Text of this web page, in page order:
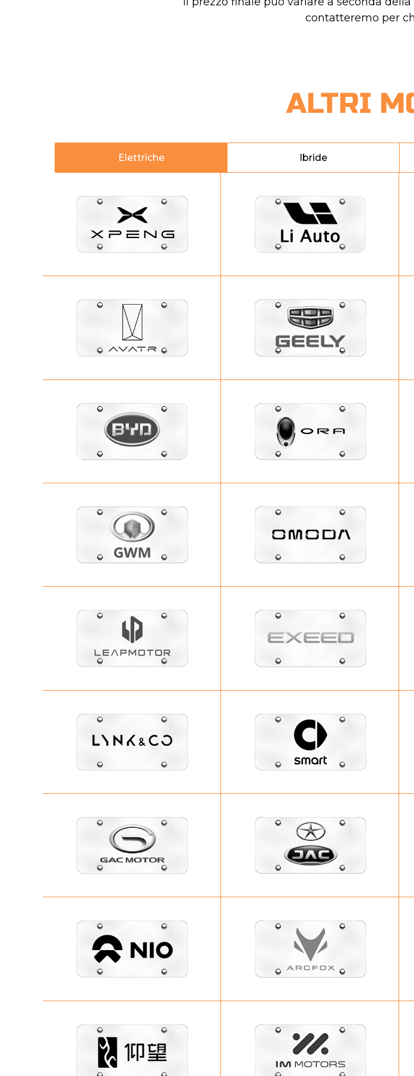
contatteremo per
ALTRI
Elettriche Ibride